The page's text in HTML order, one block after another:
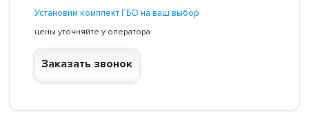
Установим комплект ГБО на ваш выбор
цены уточняйте у оператора
Заказать звонок